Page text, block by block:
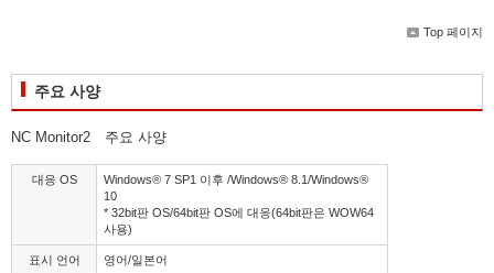
Top 페이지
주요 사양
NC Monitor2 주요 사양
대응 OS
Windows® 7 SP1 이후 /Windows® 8.1/Windows®
10
* 32bit판 OS/64bit판 OS에 대응(64bit판은 WOW64
사용)
표시 언어 영어/일본어